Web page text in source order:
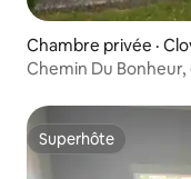
Chambre privée ·
Chemin Du
Superhôte
Superhôte